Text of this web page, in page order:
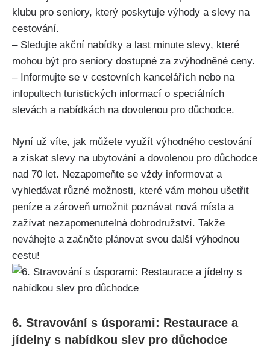
klubu pro seniory, který poskytuje výhody a slevy na
cestování.
– Sledujte akční nabídky a last minute slevy, které
mohou být pro seniory dostupné za zvýhodněné ceny.
– Informujte se v cestovních kancelářích nebo na
infopultech turistických informací o speciálních
slevách a nabídkách na dovolenou pro důchodce.
Nyní už víte, jak můžete využít výhodného cestování
a získat slevy na ubytování a dovolenou pro důchodce
nad 70 let. Nezapomeňte se vždy informovat a
vyhledávat různé možnosti, které vám mohou ušetřit
peníze a zároveň umožnit poznávat nová místa a
zažívat nezapomenutelná dobrodružství. Takže
neváhejte a začněte plánovat svou další výhodnou
cestu!
6. Stravování s úsporami: Restaurace a
jídelny s nabídkou slev pro důchodce